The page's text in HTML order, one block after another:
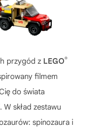
przygód z LEGO®
filmem
do świata
skład zestawu
spinozaura i